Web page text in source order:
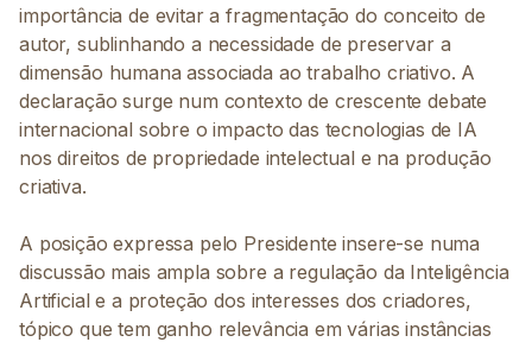
importância de evitar a fragmentação do conceito de
autor, sublinhando a necessidade de preservar a
dimensão humana associada ao trabalho criativo. A
declaração surge num contexto de crescente debate
internacional sobre o impacto das tecnologias de IA
nos direitos de propriedade intelectual e na produção
criativa.
A posição expressa pelo Presidente insere-se numa
discussão mais ampla sobre a regulação da Inteligência
Artificial e a proteção dos interesses dos criadores,
tópico que tem ganho relevância em várias instâncias